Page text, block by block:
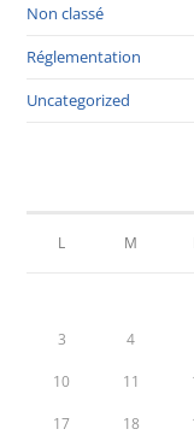
Non classé
Réglementation
Uncategorized
L M
3 4
10 11
17 18